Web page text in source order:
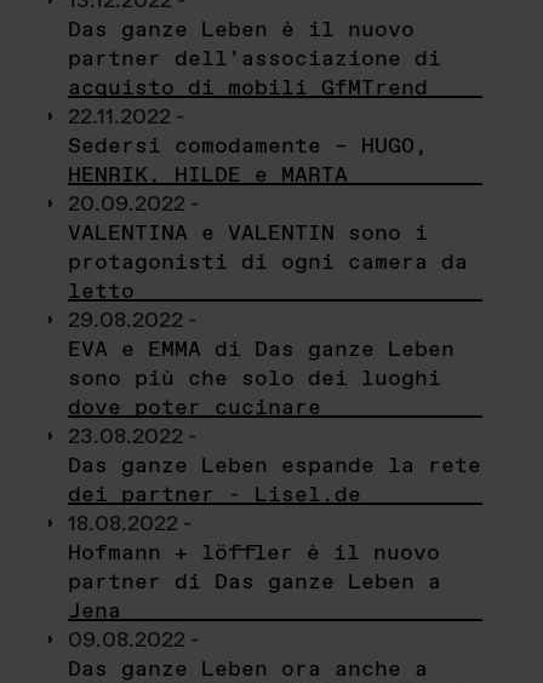
Das ganze Leben è il nuovo
partner dell’associazione di
acquisto di mobili GfMTrend
22.11.2022 -
Sedersi comodamente – HUGO,
HENRIK, HILDE e MARTA
20.09.2022 -
VALENTINA e VALENTIN sono i
protagonisti di ogni camera da
letto
29.08.2022 -
EVA e EMMA di Das ganze Leben
sono più che solo dei luoghi
dove poter cucinare
23.08.2022 -
Das ganze Leben espande la rete
dei partner - Lisel.de
18.08.2022 -
Hofmann + löffler è il nuovo
partner di Das ganze Leben a
Jena
09.08.2022 -
Das ganze Leben ora anche a